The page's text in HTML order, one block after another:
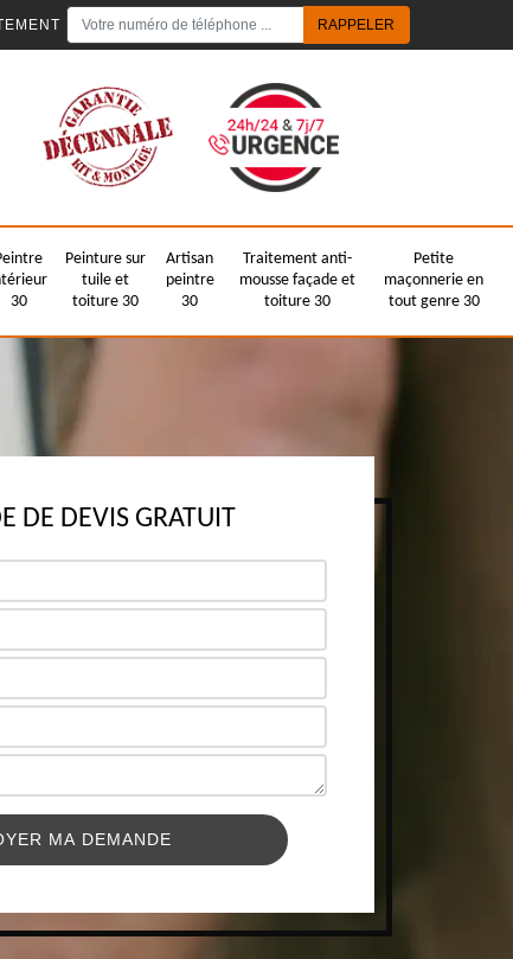
30
Peinture sur
tuile et
toiture 30
Artisan
peintre
30
Traitement anti-
mousse façade et
toiture 30
Petite
maçonnerie en
tout genre 30
DE DEVIS GRATUIT